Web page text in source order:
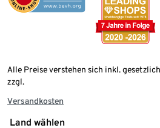
Alle Preise verstehen sich inkl.
zzgl.
Versandkosten
Land wählen